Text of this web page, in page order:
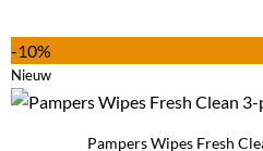
-10%
Nieuw
Pampers Wipes Fresh